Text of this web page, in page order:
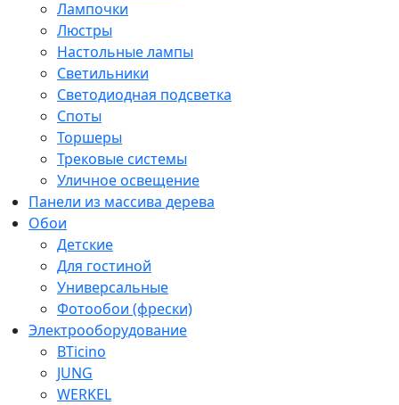
Лампочки
Люстры
Настольные лампы
Светильники
Светодиодная подсветка
Споты
Торшеры
Трековые системы
Уличное освещение
Панели из массива дерева
Обои
Детские
Для гостиной
Универсальные
Фотообои (фрески)
Электрооборудование
BTicino
JUNG
WERKEL